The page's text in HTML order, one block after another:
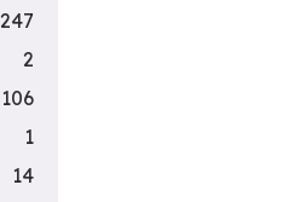
247
2
106
1
14